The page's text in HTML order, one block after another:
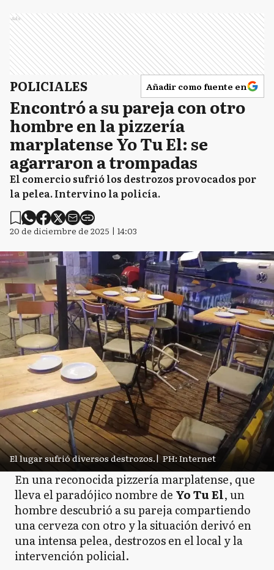
Ads
POLICIALES Añadir como fuente en
Encontró a su pareja con otro
hombre en la pizzería
marplatense Yo Tu El: se
agarraron a trompadas
El comercio sufrió los destrozos provocados por
la pelea. Intervino la policía.
20 de diciembre de 2025 | 14:03
El lugar sufrió diversos destrozos.| PH: Internet
En una reconocida pizzería marplatense, que
lleva el paradójico nombre de Yo Tu El, un
hombre descubrió a su pareja compartiendo
una cerveza con otro y la situación derivó en
una intensa pelea, destrozos en el local y la
intervención policial.